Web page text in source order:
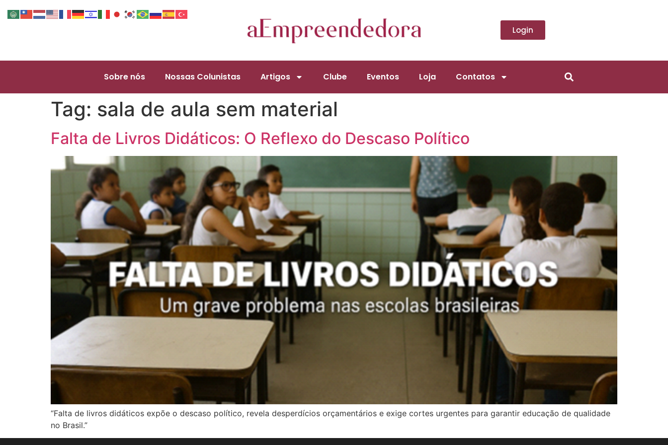
Login
Sobre nós Nossas Colunistas Artigos Clube Eventos Loja Contatos
Tag: sala de aula sem material
Falta de Livros Didáticos: O Reflexo do Descaso Político
“Falta de livros didáticos expõe o descaso político, revela desperdícios orçamentários e exige cortes urgentes para garantir educação de qualidade
no Brasil.”